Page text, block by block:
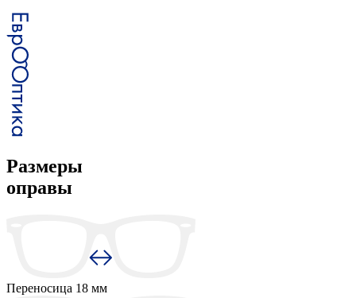
Размеры
оправы
Переносица 18 мм